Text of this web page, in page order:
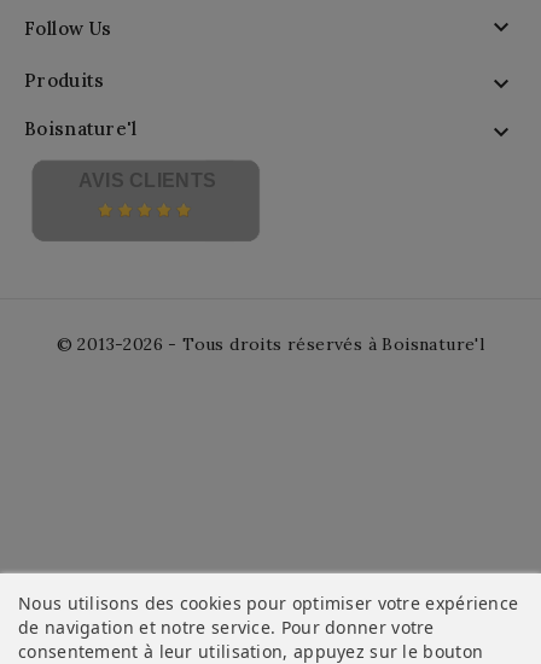
Follow Us 
Produits 
Boisnature'l 
Nous utilisons des cookies pour optimiser votre expérience
de navigation et notre service. Pour donner votre
consentement à leur utilisation, appuyez sur le bouton
AVIS CLIENTS
© 2013-2026 - Tous droits réservés à Boisnature'l